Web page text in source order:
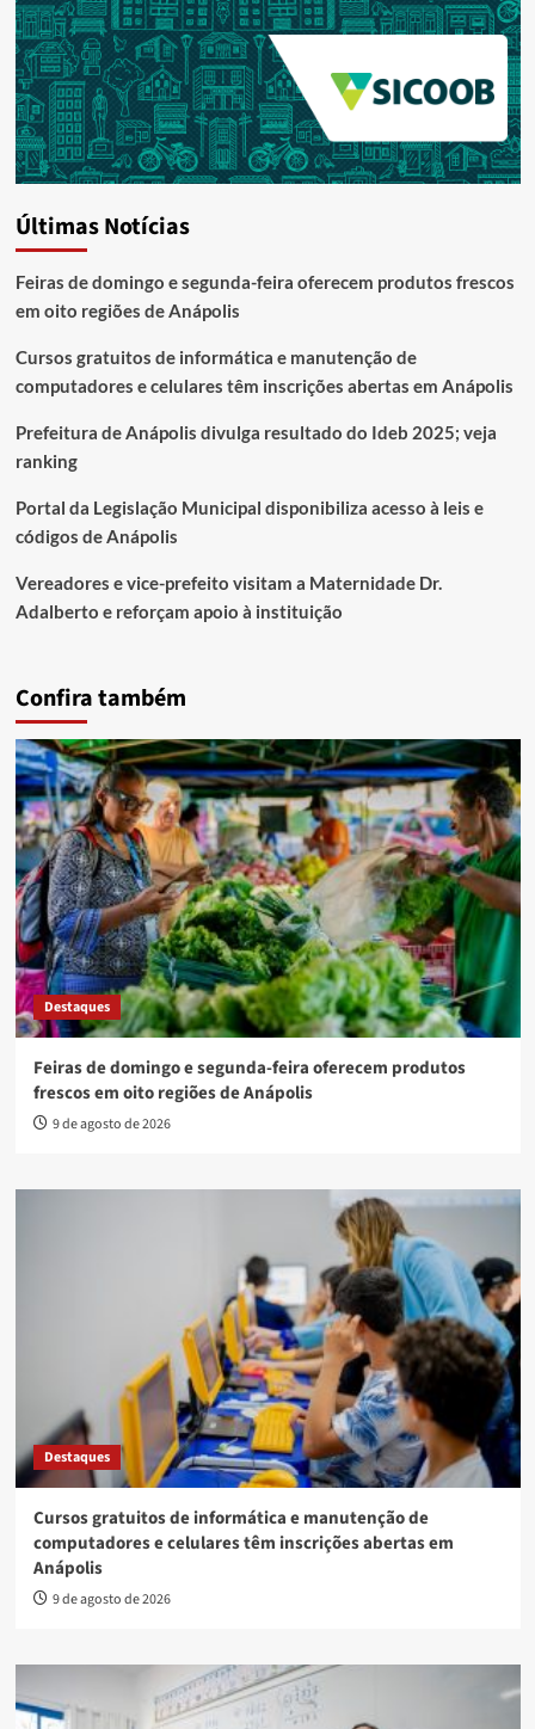
Últimas Notícias
Feiras de domingo e segunda-feira oferecem produtos frescos
em oito regiões de Anápolis
Cursos gratuitos de informática e manutenção de
computadores e celulares têm inscrições abertas em Anápolis
Prefeitura de Anápolis divulga resultado do Ideb 2025; veja
ranking
Portal da Legislação Municipal disponibiliza acesso à leis e
códigos de Anápolis
Vereadores e vice-prefeito visitam a Maternidade Dr.
Adalberto e reforçam apoio à instituição
Confira também
Destaques
Feiras de domingo e segunda-feira oferecem produtos
frescos em oito regiões de Anápolis
9 de agosto de 2026
Destaques
Cursos gratuitos de informática e manutenção de
computadores e celulares têm inscrições abertas em
Anápolis
9 de agosto de 2026